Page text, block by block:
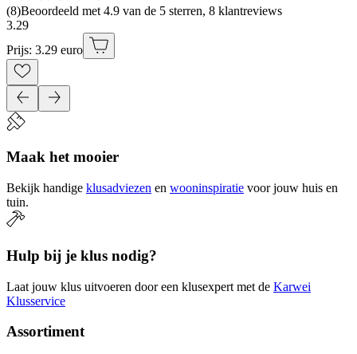
(8)Beoordeeld met 4.9 van de 5 sterren, 8 klantreviews
3.29
Prijs: 3.29 euro
Maak het mooier
Bekijk handige klusadviezen en wooninspiratie voor jouw huis en
tuin.
Hulp bij je klus nodig?
Laat jouw klus uitvoeren door een klusexpert met de Karwei
Klusservice
Assortiment